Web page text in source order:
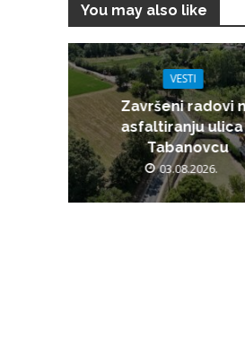
You may also like
VESTI
Završeni radovi
asfaltiranju ulica
Tabanovcu
03.08.2026.